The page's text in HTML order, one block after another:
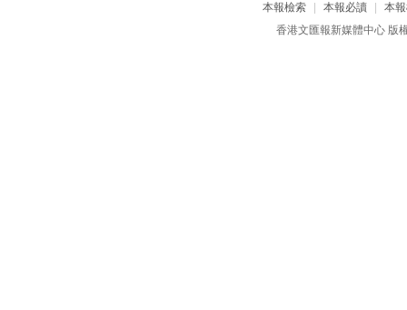
本報檢索 本報必讀
本
香港文匯報新媒體中心 版